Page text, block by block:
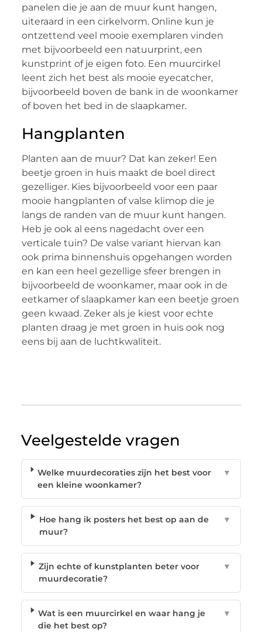
panelen die je aan de muur kunt hangen,
uiteraard in een cirkelvorm. Online kun je
ontzettend veel mooie exemplaren vinden
met bijvoorbeeld een natuurprint, een
kunstprint of je eigen foto. Een muurcirkel
leent zich het best als mooie eyecatcher,
bijvoorbeeld boven de bank in de woonkamer
of boven het bed in de slaapkamer.
Hangplanten
Planten aan de muur? Dat kan zeker! Een
beetje groen in huis maakt de boel direct
gezelliger. Kies bijvoorbeeld voor een paar
mooie hangplanten of valse klimop die je
langs de randen van de muur kunt hangen.
Heb je ook al eens nagedacht over een
verticale tuin? De valse variant hiervan kan
ook prima binnenshuis opgehangen worden
en kan een heel gezellige sfeer brengen in
bijvoorbeeld de woonkamer, maar ook in de
eetkamer of slaapkamer kan een beetje groen
geen kwaad. Zeker als je kiest voor echte
planten draag je met groen in huis ook nog
eens bij aan de luchtkwaliteit.
Veelgestelde vragen
Welke muurdecoraties zijn het best voor
een kleine woonkamer?
▼
Hoe hang ik posters het best op aan de
muur?
▼
Zijn echte of kunstplanten beter voor
muurdecoratie?
▼
Wat is een muurcirkel en waar hang je
die het best op?
▼